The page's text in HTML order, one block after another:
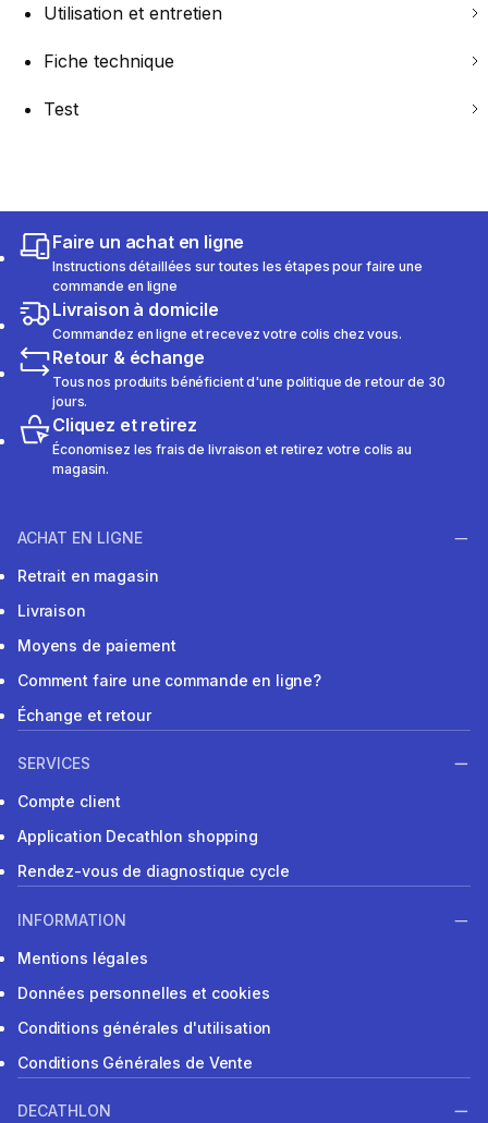
Utilisation et entretien
Fiche technique
Test
Faire un achat en ligne
Instructions détaillées sur toutes les étapes pour faire une
commande en ligne
Livraison à domicile
Commandez en ligne et recevez votre colis chez vous.
Retour & échange
Tous nos produits bénéficient d'une politique de retour de 30
jours.
Cliquez et retirez
Économisez les frais de livraison et retirez votre colis au
magasin.
ACHAT EN LIGNE
Retrait en magasin
Livraison
Moyens de paiement
Comment faire une commande en ligne?
Échange et retour
SERVICES
Compte client
Application Decathlon shopping
Rendez-vous de diagnostique cycle
INFORMATION
Mentions légales
Données personnelles et cookies
Conditions générales d'utilisation
Conditions Générales de Vente
DECATHLON